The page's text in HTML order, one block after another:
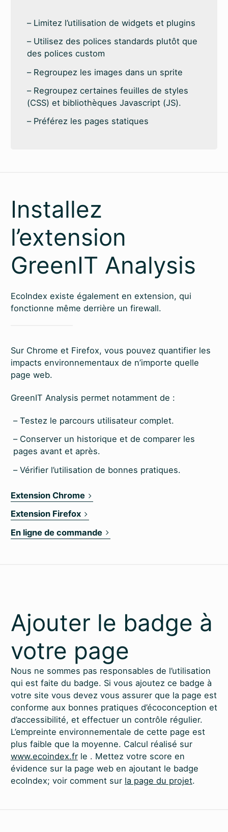
Limitez l’utilisation de widgets et plugins
Utilisez des polices standards plutôt que
des polices custom
Regroupez les images dans un sprite
Regroupez certaines feuilles de styles
(CSS) et bibliothèques Javascript (JS).
Préférez les pages statiques
Installez
l’extension
GreenIT Analysis
EcoIndex existe également en extension, qui
fonctionne même derrière un firewall.
Sur Chrome et Firefox, vous pouvez quantifier les
impacts environnementaux de n’importe quelle
page web.
GreenIT Analysis permet notamment de :
Testez le parcours utilisateur complet.
Conserver un historique et de comparer les
pages avant et après.
Vérifier l’utilisation de bonnes pratiques.
Extension Chrome
Extension Firefox
En ligne de commande
Ajouter le badge à
votre page
Nous ne sommes pas responsables de l’utilisation
qui est faite du badge. Si vous ajoutez ce badge à
votre site vous devez vous assurer que la page est
conforme aux bonnes pratiques d’éco­conception et
d’accessibilité, et effectuer un contrôle régulier.
L’empreinte environnementale de cette page est
plus faible que la moyenne. Calcul réalisé sur
www.ecoindex.frle . Mettez votre score en
évidence sur la page web en ajoutant le badge
ecoIndex; voir comment sur la page du projet.